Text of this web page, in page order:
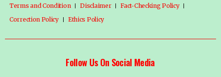
Terms and Condition
Disclaimer
Fact-Checking Policy
Correction Policy
Ethics Policy
Follow Us On Social Media